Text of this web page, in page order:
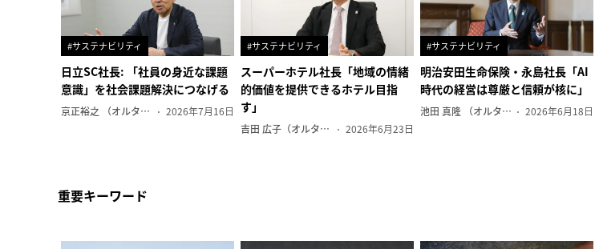
#サステナビリティ
日立SC社長: 「社員の身近な課題
意識」を社会課題解決につなげる
京正裕之 （オルタナ副編集長） 2026年7月16日
#サステナビリティ
スーパーホテル社長「地域の情緒
的価値を提供できるホテル目指
す」
吉田 広子（オルタナ輪番編集長） 2026年6月23日
#サステナビリティ
明治安田生命保険・永島社長「AI
時代の経営は尊厳と信頼が核に」
池田 真隆 （オルタナ輪番編集長） 2026年6月18日
重要キーワード